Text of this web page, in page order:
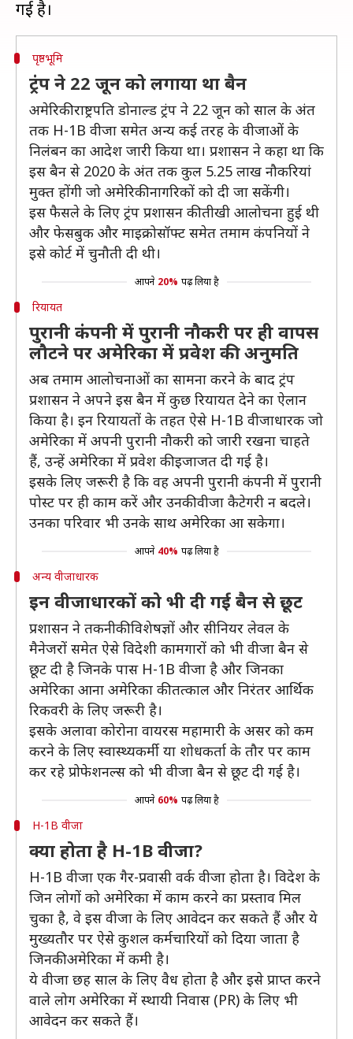
पृष्ठभूमि
ट्रंप ने 22 जून को लगाया था बैन
अमेरिकी राष्ट्रपति डोनाल्ड ट्रंप ने 22 जून को साल के अंत
तक H-1B वीजा समेत अन्य कई तरह के वीजाओं के
निलंबन का आदेश जारी किया था। प्रशासन ने कहा था कि
इस बैन से 2020 के अंत तक कुल 5.25 लाख नौकरियां
मुक्त होंगी जो अमेरिकी नागरिकों को दी जा सकेंगी।
इस फैसले के लिए ट्रंप प्रशासन की तीखी आलोचना हुई थी
और फेसबुक और माइक्रोसॉफ्ट समेत तमाम कंपनियों ने
इसे कोर्ट में चुनौती दी थी।
आपने 20% पढ़ लिया है
रियायत
पुरानी कंपनी में पुरानी नौकरी पर ही वापस
लौटने पर अमेरिका में प्रवेश की अनुमति
अब तमाम आलोचनाओं का सामना करने के बाद ट्रंप
प्रशासन ने अपने इस बैन में कुछ रियायत देने का ऐलान
किया है। इन रियायतों के तहत ऐसे H-1B वीजाधारक जो
अमेरिका में अपनी पुरानी नौकरी को जारी रखना चाहते
हैं, उन्हें अमेरिका में प्रवेश की इजाजत दी गई है।
इसके लिए जरूरी है कि वह अपनी पुरानी कंपनी में पुरानी
पोस्ट पर ही काम करें और उनकी वीजा कैटेगरी न बदले।
उनका परिवार भी उनके साथ अमेरिका आ सकेगा।
आपने 40% पढ़ लिया है
अन्य वीजाधारक
इन वीजाधारकों को भी दी गई बैन से छूट
प्रशासन ने तकनीकी विशेषज्ञों और सीनियर लेवल के
मैनेजरों समेत ऐसे विदेशी कामगारों को भी वीजा बैन से
छूट दी है जिनके पास H-1B वीजा है और जिनका
अमेरिका आना अमेरिका की तत्काल और निरंतर आर्थिक
रिकवरी के लिए जरूरी है।
इसके अलावा कोरोना वायरस महामारी के असर को कम
करने के लिए स्वास्थ्यकर्मी या शोधकर्ता के तौर पर काम
कर रहे प्रोफेशनल्स को भी वीजा बैन से छूट दी गई है।
आपने 60% पढ़ लिया है
H-1B वीजा
क्या होता है H-1B वीजा?
H-1B वीजा एक गैर-प्रवासी वर्क वीजा होता है। विदेश के
जिन लोगों को अमेरिका में काम करने का प्रस्ताव मिल
चुका है, वे इस वीजा के लिए आवेदन कर सकते हैं और ये
मुख्यतौर पर ऐसे कुशल कर्मचारियों को दिया जाता है
जिनकी अमेरिका में कमी है।
ये वीजा छह साल के लिए वैध होता है और इसे प्राप्त करने
वाले लोग अमेरिका में स्थायी निवास (PR) के लिए भी
आवेदन कर सकते हैं।